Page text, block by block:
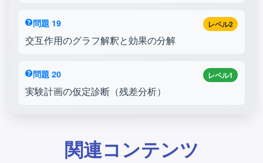
レベル2
問題 19
交互作用のグラフ解釈と効果の分解
レベル1
問題 20
実験計画の仮定診断（残差分析）
関連コンテンツ